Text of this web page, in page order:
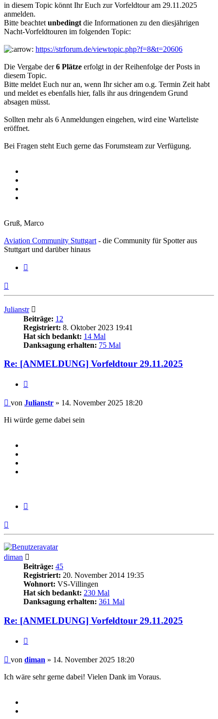
in diesem Topic könnt Ihr Euch zur Vorfeldtour am 29.11.2025
anmelden.
Bitte beachtet unbedingt die Informationen zu den diesjährigen
Nacht-Vorfeldtouren im folgenden Topic:
https://strforum.de/viewtopic.php?f=8&t=20606
Die Vergabe der6 Plätze erfolgt in der Reihenfolge der Posts in
diesem Topic.
Bitte meldet Euch nur an, wenn Ihr sicher am o.g. Termin Zeit habt
und meldet es ebenfalls hier, falls ihr aus dringendem Grund
absagen müsst.
Sollten mehr als 6 Anmeldungen eingehen, wird eine Warteliste
eröffnet.
Bei Fragen steht Euch gerne das Forumsteam zur Verfügung.
Gruß, Marco
Aviation Community Stuttgart - die Community für Spotter aus
Stuttgart und darüber hinaus
Julianstr
Beiträge: 12
Registriert: 8. Oktober 2023 19:41
Hat sich bedankt: 14 Mal
Danksagung erhalten: 75 Mal
Re: [ANMELDUNG] Vorfeldtour 29.11.2025
Beitrag
von Julianstr » 14. November 2025 18:20
Hi würde gerne dabei sein
diman
Beiträge: 45
Registriert: 20. November 2014 19:35
Wohnort: VS-Villingen
Hat sich bedankt: 230 Mal
Danksagung erhalten: 361 Mal
Re: [ANMELDUNG] Vorfeldtour 29.11.2025
Beitrag
von diman » 14. November 2025 18:20
Ich wäre sehr gerne dabei! Vielen Dank im Voraus.